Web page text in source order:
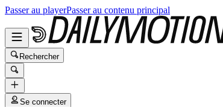
Passer au playerPasser au contenu principal
Rechercher
Se connecter